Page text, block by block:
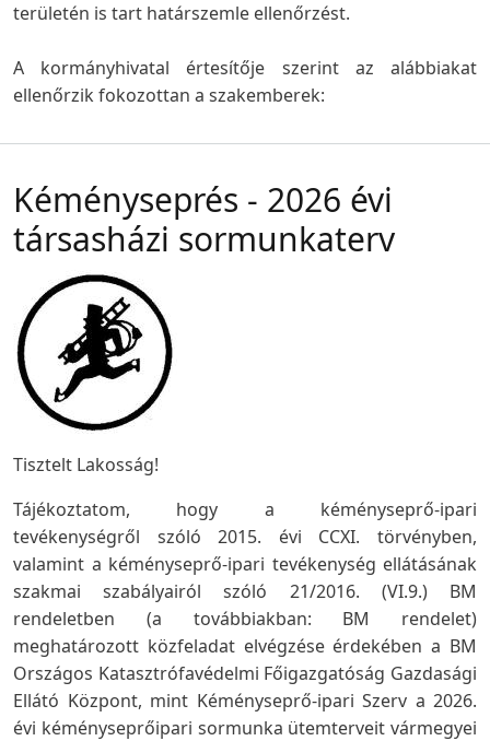
területén is tart határszemle ellenőrzést.
A kormányhivatal értesítője szerint az alábbiakat
ellenőrzik fokozottan a szakemberek:
Kéményseprés - 2026 évi
társasházi sormunkaterv
Tisztelt Lakosság!
Tájékoztatom, hogy a kéményseprő-ipari
tevékenységről szóló 2015. évi CCXI. törvényben,
valamint a kéményseprő-ipari tevékenység ellátásának
szakmai szabályairól szóló 21/2016. (VI.9.) BM
rendeletben (a továbbiakban: BM rendelet)
meghatározott közfeladat elvégzése érdekében a BM
Országos Katasztrófavédelmi Főigazgatóság Gazdasági
Ellátó Központ, mint Kéményseprő-ipari Szerv a 2026.
évi kéményseprőipari sormunka ütemterveit vármegyei